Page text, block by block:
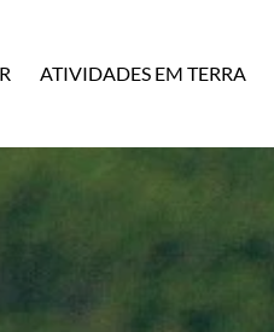
ATIVIDADES EM TERRA